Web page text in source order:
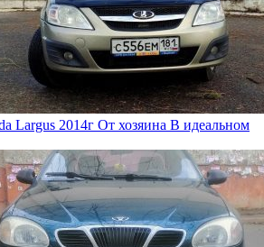
Largus 2014г От хозяина В идеальном